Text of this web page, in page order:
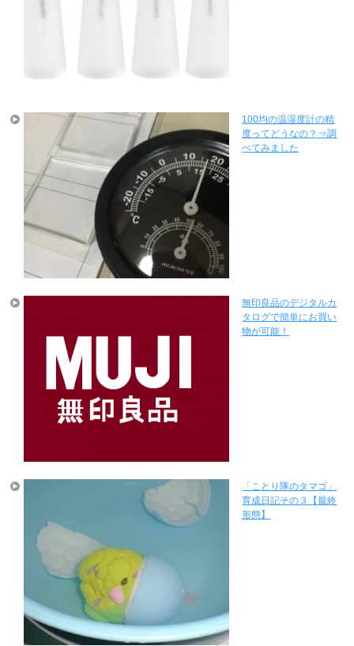
100均の温湿度計の精
度ってどうなの？⇒調
べてみました
無印良品のデジタルカ
タログで簡単にお買い
物が可能！
「ことり隊のタマゴ」
育成日記その３【最終
形態】